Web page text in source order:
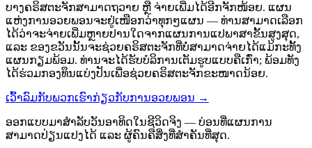
ບາງຄຣິສຕະຈັກສາມາດຖວາຍ ຫຼື ຈ່າຍເພີ່ມໄດ້ອີກຈັກໜ້ອຍ. ແຜນ
ແຫ່ງການອວຍພອນຈະຢູ່ເໜືອກວ່າທຸກໆແຜນ — ທ່ານສາມາດເລືອກ
ໄດ້ວ່າຈະຈ່າຍເພີ່ມຫຼາຍປານໃດຈາກແຜນການແປພາສາຂັ້ນສູງສຸດ,
ແລະ ຂອງຂວັນນັ້ນຈະຊ່ວຍຄຣິສຕະຈັກທີ່ບໍ່ສາມາດຈ່າຍໄດ້ແມ້ກະທັ້ງ
ແຜນກຽມພ້ອມ. ທ່ານຈະໄດ້ຮັບບໍລິການເຕັມຮູບແບບຄືເກົ່າ; ພ້ອມທັງ
ໄດ້ຮ່ວມກອງທຶນແບ່ງປັນເພື່ອຊ່ວຍຄຣິສຕະຈັກຂະໜາດນ້ອຍ.
ເວົ້າລົມກັບພວກເຮົາກ່ຽວກັບການອວຍພອນ →
ອອກແບບມາສຳລັບວັນອາທິດໃນຊີວິດຈິງ — ບ່ອນທີ່ແຜນການ
ສາມາດປ່ຽນແປງໄດ້ ແລະ ຜູ້ຄົນຄືສິ່ງທີ່ສຳຄັນທີ່ສຸດ.